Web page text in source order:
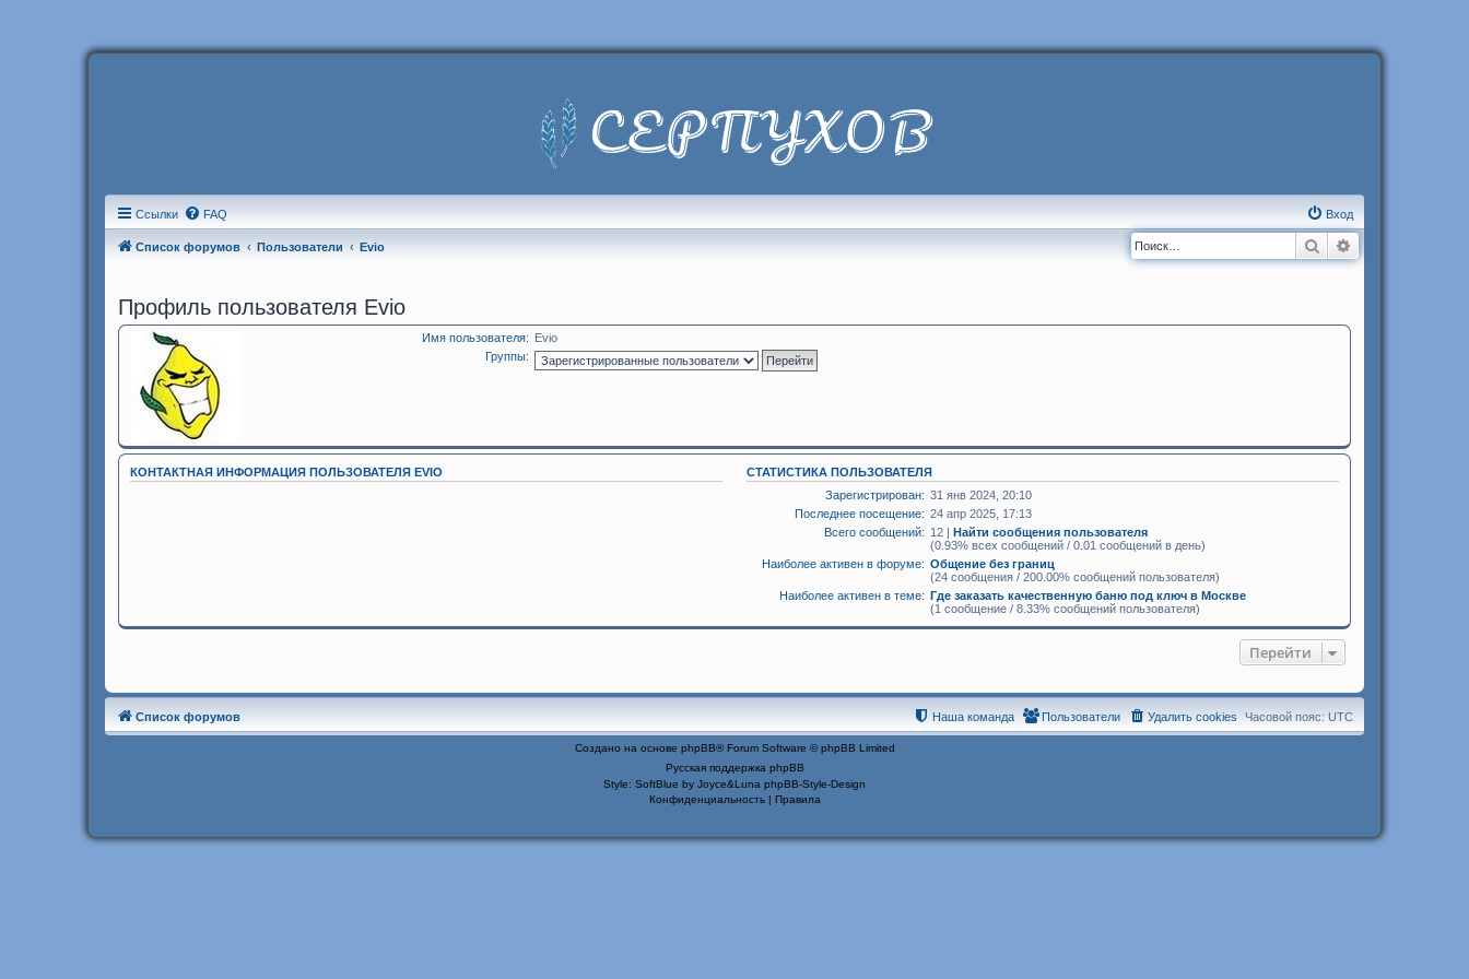
Ссылки FAQ Вход
Список форумов Пользователи Evio Поиск
Профиль пользователя Evio
Имя пользователя: Evio
Группы:
КОНТАКТНАЯ ИНФОРМАЦИЯ ПОЛЬЗОВАТЕЛЯ EVIO
СТАТИСТИКА ПОЛЬЗОВАТЕЛЯ
Зарегистрирован: 31 янв 2024, 20:10
Последнее посещение: 24 апр 2025, 17:13
Всего сообщений: 12 | Найти сообщения пользователя
(0.93% всех сообщений / 0.01 сообщений в день)
Наиболее активен в форуме: Общение без границ
(24 сообщения / 200.00% сообщений пользователя)
Наиболее активен в теме: Где заказать качественную баню под ключ в Москве
(1 сообщение / 8.33% сообщений пользователя)
Перейти
Список форумов Часовой пояс: UTC
Удалить cookies
Пользователи
Наша команда
Создано на основе phpBB® Forum Software © phpBB Limited
Русская поддержка phpBB
Style: SoftBlue by Joyce&Luna phpBB-Style-Design
Конфиденциальность| Правила